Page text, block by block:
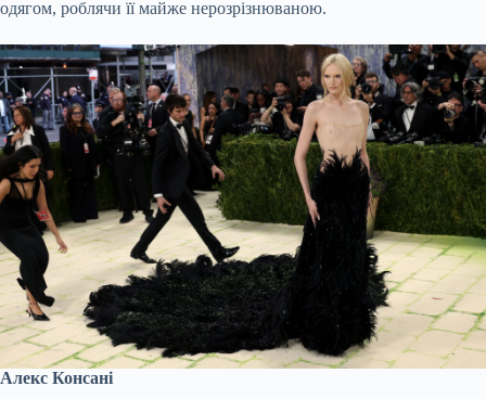
одягом, роблячи її майже нерозрізнюваною.
Алекс Консані